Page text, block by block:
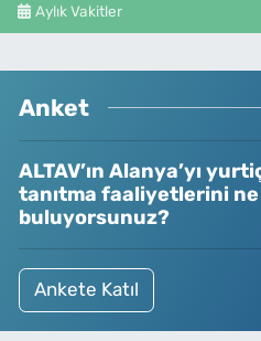
Aylık Vakitler
Anket
ALTAV’ın Alanya’yı
tanıtma faaliyetlerini
buluyorsunuz?
Ankete Katıl